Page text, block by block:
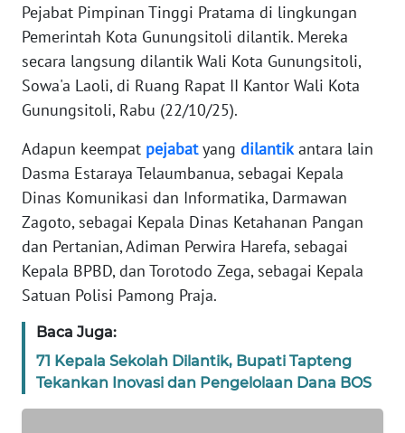
Pejabat Pimpinan Tinggi Pratama di lingkungan
Pemerintah Kota Gunungsitoli dilantik. Mereka
secara langsung dilantik Wali Kota Gunungsitoli,
Sowa'a Laoli, di Ruang Rapat II Kantor Wali Kota
Gunungsitoli, Rabu (22/10/25).
Adapun keempat pejabatyang dilantikantara lain
Dasma Estaraya Telaumbanua, sebagai Kepala
Dinas Komunikasi dan Informatika, Darmawan
Zagoto, sebagai Kepala Dinas Ketahanan Pangan
dan Pertanian, Adiman Perwira Harefa, sebagai
Kepala BPBD, dan Torotodo Zega, sebagai Kepala
Satuan Polisi Pamong Praja.
Baca Juga:
71 Kepala Sekolah Dilantik, Bupati Tapteng
Tekankan Inovasi dan Pengelolaan Dana BOS
TENTANG
KAMI
PEDOMAN
MEDIA
SIBER
REDAKSI
Wahana
News
Regional
WN
SUMUT